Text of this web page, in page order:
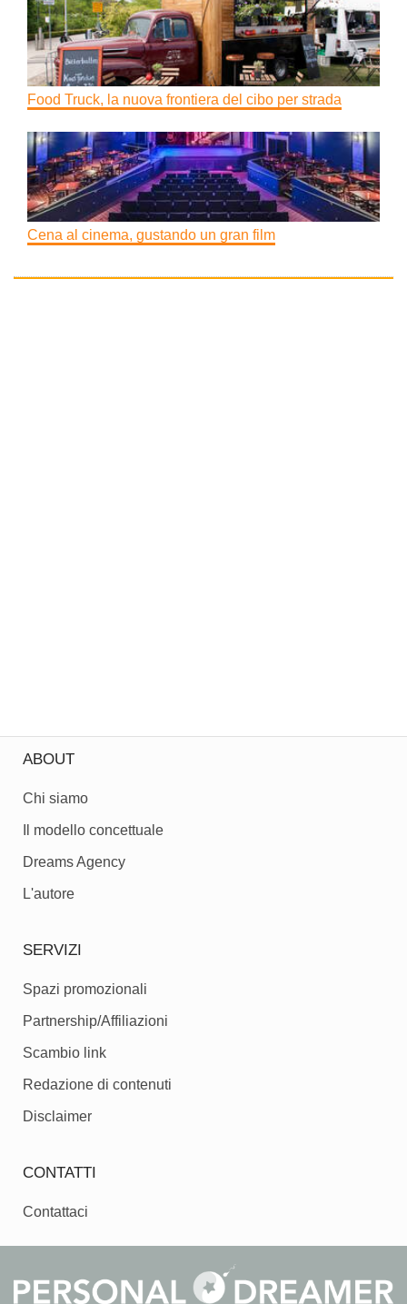
Food Truck, la nuova frontiera del cibo per strada
Cena al cinema, gustando un gran film
ABOUT
Chi siamo
Il modello concettuale
Dreams Agency
L'autore
SERVIZI
Spazi promozionali
Partnership/Affiliazioni
Scambio link
Redazione di contenuti
Disclaimer
CONTATTI
Contattaci